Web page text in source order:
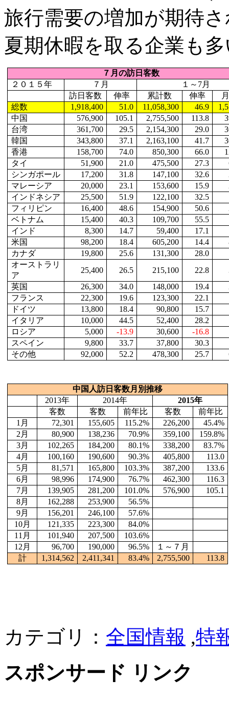
旅行需要の増加が期待
夏期休暇を取る企業も
７月の訪日客数
２０１５年
７月 １～ 7月
訪日客数
伸率 累計数 伸率
総数
1,918,400 51.0 11,058,300 46.9
中国
576,900 105.1 2,755,500 113.8
台湾
361,700 29.5 2,154,300 29.0
韓国
343,800 37.1 2,163,100 41.7
香港
158,700 74.0 850,300 66.0
タイ
51,900 21.0 475,500 27.3
シンガポール
17,200 31.8 147,100 32.6
マレーシア
20,000 23.1 153,600 15.9
インドネシア
25,500 51.9 122,100 32.5
フィリピン
16,400 48.6 154,900 50.6
ベトナム
15,400 40.3 109,700 55.5
インド
8,300 14.7 59,400
17.1
米国
98,200 18.4 605,200 14.4
カナダ
19,800 25.6 131,300 28.0
オーストラリ
ア
25,400 26.5 215,100 22.8
英国
26,300 34.0 148,000 19.4
フランス
22,300 19.6 123,300 22.1
ドイツ
13,800 18.4 90,800 15.7
イタリア
10,000 44.5 52,400
28.2
ロシア
5,000 -13.9 30,600
-16.8
スペイン
9,800 33.7 37,800
30.3
その他
92,000 52.2 478,300 25.7
中国人訪日客数月別推移
2013年
2014年 2015年
客数
客数 前年比 客数
前年比
1月
72,301 155,605 115.2% 226,200
45.4%
2月
80,900 138,236 70.9% 359,100
159.8%
3月
102,265 184,200 80.1% 338,200
83.7%
4月
100,160 190,600 90.3% 405,800
113.0
5月
81,571 165,800 103.3% 387,200
133.6
6月
98,996 174,900 76.7% 462,300
116.3
7月
139,905 281,200 101.0% 576,900
105.1
8月
162,288 253,900
56.5%
9月
156,201 246,100
57.6%
10月
121,335 223,300
84.0%
11月
101,940 207,500
103.6%
12月
96,700 190,000 96.5%
１～７月
計
1,314,562 2,411,341 83.4% 2,755,500 113.8
カテゴリ： 全国情報 ,特
スポンサード リンク